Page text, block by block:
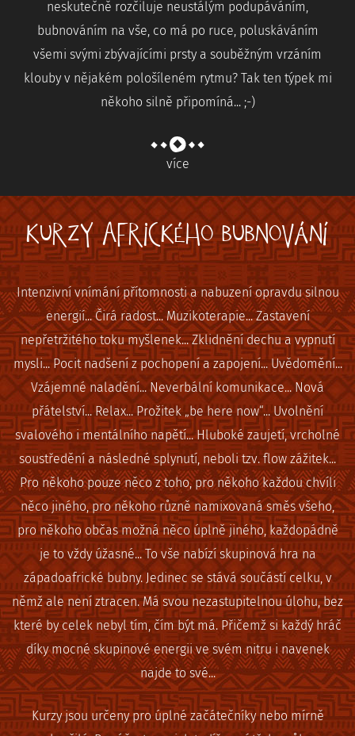
neskutečně rozčiluje neustálým podupáváním,
bubnováním na vše, co má po ruce, poluskáváním
všemi svými zbývajícími prsty a souběžným vrzáním
klouby v nějakém pološíleném rytmu? Tak ten týpek mi
někoho silně připomíná... ;-)
více
KURZY AFRICKÉHO BUBNOVÁNÍ
Intenzivní vnímání přítomnosti a nabuzení opravdu silnou
energií... Čirá radost... Muzikoterapie... Zastavení
nepřetržitého toku myšlenek... Zklidnění dechu a vypnutí
mysli... Pocit nadšení z pochopení a zapojení... Uvědomění...
Vzájemné naladění... Neverbální komunikace... Nová
přátelství... Relax... Prožitek „be here now“... Uvolnění
svalového i mentálního napětí... Hluboké zaujetí, vrcholné
soustředění a následné splynutí, neboli tzv. flow zážitek...
Pro někoho pouze něco z toho, pro někoho každou chvíli
něco jiného, pro někoho různě namixovaná směs všeho,
pro někoho občas možná něco úplně jiného, každopádně
je to vždy úžasné... To vše nabízí skupinová hra na
západoafrické bubny. Jedinec se stává součástí celku, v
němž ale není ztracen. Má svou nezastupitelnou úlohu, bez
které by celek nebyl tím, čím být má. Přičemž si každý hráč
díky mocné skupinové energii ve svém nitru i navenek
najde to své...
Kurzy jsou určeny pro úplné začátečníky nebo mírně